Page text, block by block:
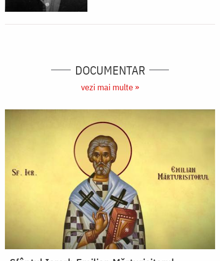
DOCUMENTAR
vezi mai multe »